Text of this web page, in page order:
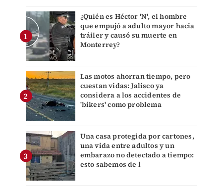
¿Quién es Héctor 'N', el hombre
que empujó a adulto mayor hacia
tráiler y causó su muerte en
Monterrey?
Las motos ahorran tiempo, pero
cuestan vidas: Jalisco ya
considera a los accidentes de
'bikers' como problema
Una casa protegida por cartones,
una vida entre adultos y un
embarazo no detectado a tiempo:
esto sabemos de l